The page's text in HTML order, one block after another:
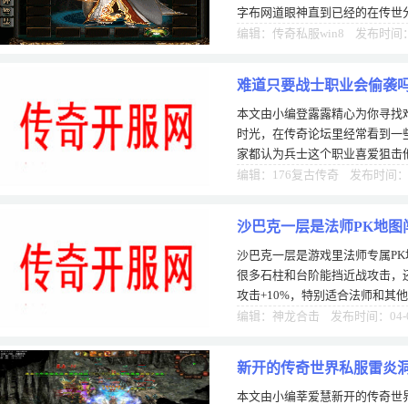
字布网道眼神直到已经的在传
的传奇故事了，不过新开超变传
编辑：传奇私服win8 发布时间
难道只要战士职业会偷袭
本文由小编登露露精心为你寻
时光，在传奇论坛里经常看到
家都认为兵士这个职业喜爱狙
兵士职业平反，我想问问法师和
编辑：176复古传奇 发布时间
沙巴克一层是法师PK地
以大家在选择法师这个职
沙巴克一层是游戏里法师专属
很多石柱和台阶能挡近战攻击
攻击+10%，特别适合法师和其
业进行pk的时候，闯这地图能练
编辑：神龙合击 发布时间：04-
新开的传奇世界私服雷炎
本文由小编莘爱慧新开的传奇